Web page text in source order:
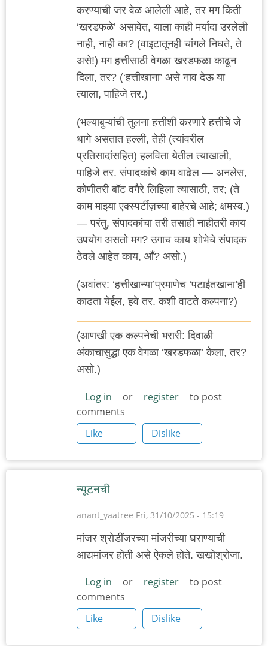
करण्याची जर वेळ आलेली आहे, तर मग किती
‘खरडफळे’ असावेत, याला काही मर्यादा उरलेली
नाही, नाही का? (वाइटातूनही चांगले निघते, ते
असे!) मग हत्तीसाठी वेगळा खरडफळा काढून
दिला, तर? (‘हत्तीखाना’ असे नाव देऊ या
त्याला, पाहिजे तर.)
(भल्याबुऱ्यांची तुलना हत्तीशी करणारे हत्तीचे जे
धागे असतात हल्ली, तेही (त्यांवरील
प्रतिसादांसहित) हलविता येतील त्याखाली,
पाहिजे तर. संपादकांचे काम वाढेल — अनलेस,
कोणीतरी बॉट वगैरे लिहिला त्यासाठी, तर; (ते
काम माझ्या एक्स्पर्टीज़च्या बाहेरचे आहे; क्षमस्व.)
— परंतु, संपादकांचा तरी तसाही नाहीतरी काय
उपयोग असतो मग? उगाच काय शोभेचे संपादक
ठेवले आहेत काय, आँ? असो.)
(अवांतर: ‘हत्तीखान्या’प्रमाणेच ‘पटाईतखाना’ही
काढता येईल, हवे तर. कशी वाटते कल्पना?)
(आणखी एक कल्पनेची भरारी: दिवाळी
अंकाचासुद्धा एक वेगळा ‘खरडफळा’ केला, तर?
असो.)
Log in or register
to post
comments
Like
Dislike
न्यूटनची
anant_yaatree Fri, 31/10/2025 - 15:19
मांजर श्रोडींजरच्या मांजरीच्या घराण्याची
आद्यमांजर होती असे ऐकले होते. खखोश्रोजा.
Log in or register
to post
comments
Like
Dislike